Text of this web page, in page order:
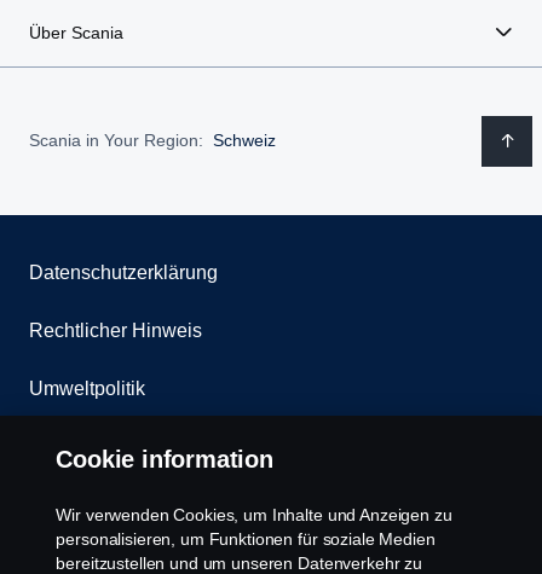
Über Scania
Scania in Your Region: Schweiz
Datenschutzerklärung
Rechtlicher Hinweis
Umweltpolitik
Whistleblowing
Kontakt
Cookies Politik
Cookie information
Wir verwenden Cookies, um Inhalte und Anzeigen zu
personalisieren, um Funktionen für soziale Medien
bereitzustellen und um unseren Datenverkehr zu